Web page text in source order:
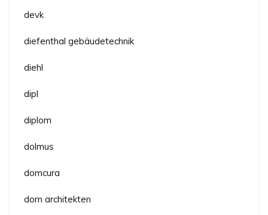
devk
diefenthal gebäudetechnik
diehl
dipl
diplom
dolmus
domcura
dorn architekten